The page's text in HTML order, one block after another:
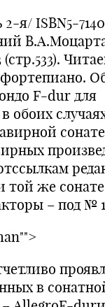
я/ ISBN5-
(стр.533).
F-dur для
обоих
той же сонате
– под №
в